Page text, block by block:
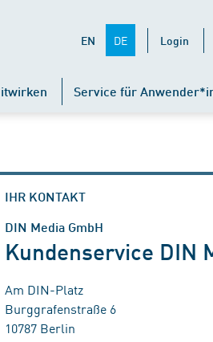
EN DE Login
Service für
IHR KONTAKT
DIN Media GmbH
Kundenservice DIN
Am DIN-Platz
Burggrafenstraße 6
10787 Berlin